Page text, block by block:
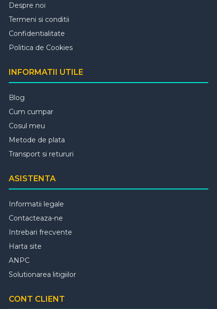
Despre noi
Termeni si conditii
Confidentialitate
Politica de Cookies
INFORMATII UTILE
Blog
Cum cumpar
Cosul meu
Metode de plata
Transport si retururi
ASISTENTA
Informatii legale
Contacteaza-ne
Intrebari frecvente
Harta site
ANPC
Solutionarea litigiilor
CONT CLIENT